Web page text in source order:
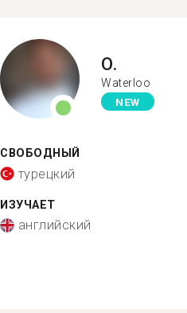
O.
Waterloo
NEW
СВОБОДНЫЙ
турецкий
ИЗУЧАЕТ
английский